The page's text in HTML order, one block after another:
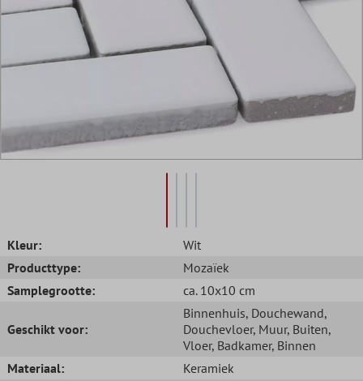
Kleur:
Wit
Producttype:
Mozaïek
Samplegrootte:
ca. 10x10 cm
Geschikt voor:
Binnenhuis, Douchewand,
Douchevloer, Muur, Buiten,
Vloer, Badkamer, Binnen
Materiaal:
Keramiek